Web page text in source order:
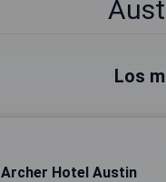
Los
Archer Hotel Austin